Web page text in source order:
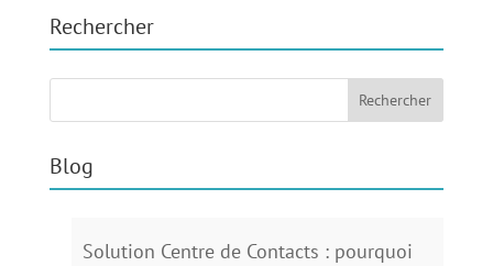
Rechercher
Blog
Solution Centre de Contacts : pourquoi